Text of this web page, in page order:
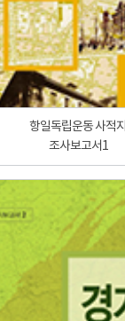
항일독립운동 사적지
조사보고서1